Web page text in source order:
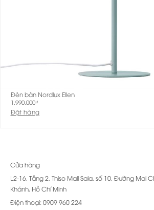
Đèn bàn Nordlux Ellen
1.990.000₫
Đặt hàng
Cửa hàng
L2-16, Tầng 2, Thiso Mall Sala, số 10, Đường Mai
Khánh, Hồ Chí Minh
Điện thoại: 0909 960 224